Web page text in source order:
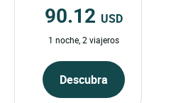
90.12 USD
1 noche, 2 viajeros
Descubra